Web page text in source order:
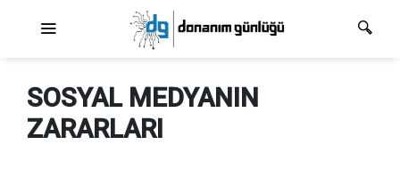
SOSYAL MEDYANIN
ZARARLARI